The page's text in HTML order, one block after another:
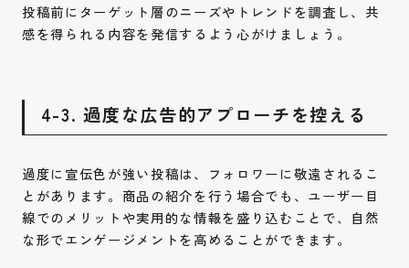
投稿前にターゲット層のニーズやトレンドを調査し、共
感を得られる内容を発信するよう心がけましょう。
4-3. 過度な広告的アプローチを控える
過度に宣伝色が強い投稿は、フォロワーに敬遠されるこ
とがあります。商品の紹介を行う場合でも、ユーザー目
線でのメリットや実用的な情報を盛り込むことで、自然
な形でエンゲージメントを高めることができます。